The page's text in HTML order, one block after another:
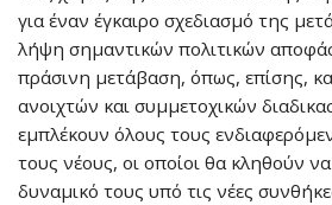
για έναν έγκαιρο σχεδιασμό της
λήψη σημαντικών πολιτικών
πράσινη μετάβαση, όπως, επίσης,
ανοιχτών και συμμετοχικών
εμπλέκουν όλους τους
τους νέους, οι οποίοι θα κληθούν
δυναμικό τους υπό τις νέες